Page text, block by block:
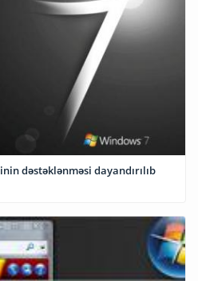
dəstəklənməsi dayandırılıb